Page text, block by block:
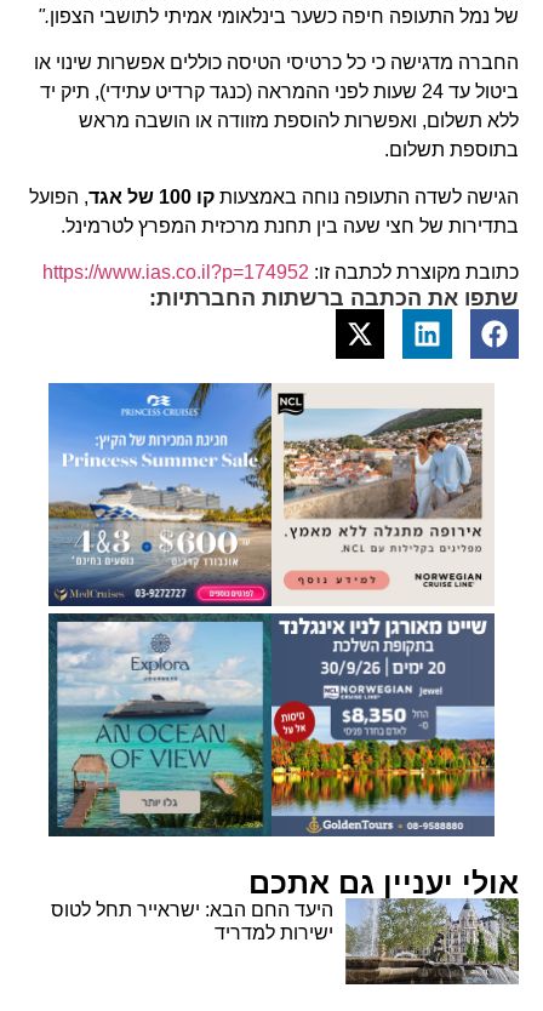
של נמל התעופה חיפה כשער בינלאומי אמיתי לתושבי הצפון."
החברה מדגישה כי כל כרטיסי הטיסה כוללים אפשרות שינוי או
ביטול עד 24 שעות לפני ההמראה (כנגד קרדיט עתידי), תיק יד
ללא תשלום, ואפשרות להוספת מזוודה או הושבה מראש
בתוספת תשלום.
הגישה לשדה התעופה נוחה באמצעות קו 100 של אגד
, הפועל
בתדירות של חצי שעה בין תחנת מרכזית המפרץ לטרמינל.
כתובת מקוצרת לכתבה זו: https://www.ias.co.il?p=174952
שתפו את הכתבה ברשתות החברתיות:
אולי יעניין גם אתכם
היעד החם הבא: ישראייר תחל לטוס
ישירות למדריד